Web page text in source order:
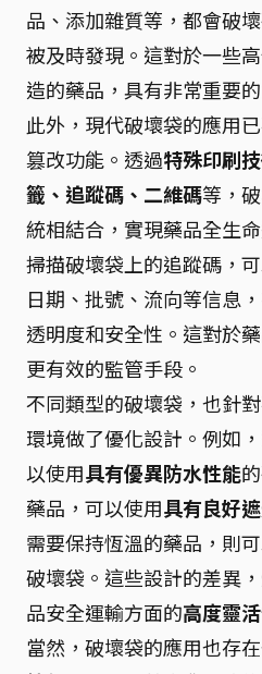
品、添加雜質等，都會破
被及時發現。這對於一些
造的藥品，具有非常重要的
此外，現代破壞袋的應用
篡改功能。透過特殊印刷
籤、追蹤碼、二維碼等，
統相結合，實現藥品全生
掃描破壞袋上的追蹤碼，
日期、批號、流向等信息
透明度和安全性。這對於
更有效的監管手段。
不同類型的破壞袋，也針
環境做了優化設計。例如
以使用具有優異防水性能
藥品，可以使用具有良好
需要保持恆溫的藥品，則
破壞袋。這些設計的差異
品安全運輸方面的高度靈
當然，破壞袋的應用也存